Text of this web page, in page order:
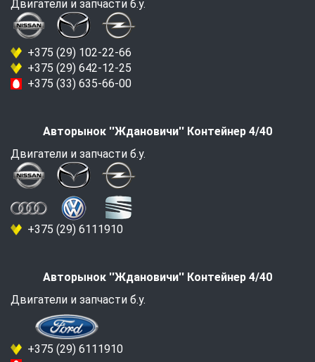
Двигатели и запчасти б.у.
+375 (29) 102-22-66
+375 (29) 642-12-25
+375 (33) 635-66-00
Авторынок ''Ждановичи'' Контейнер 4/40
Двигатели и запчасти б.у.
+375 (29) 6111910
Авторынок ''Ждановичи'' Контейнер 4/40
Двигатели и запчасти б.у.
+375 (29) 6111910